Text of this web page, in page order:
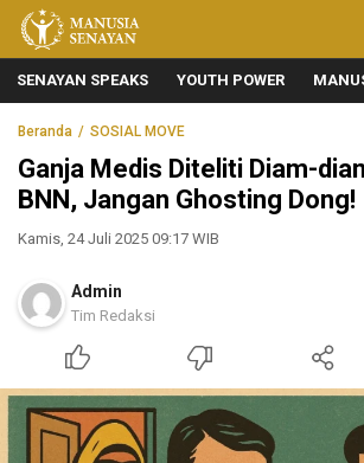
Manusia Senayan
Manusia Bicara, Senayan Bersuara
SENAYAN SPEAKS YOUTH POWER
Beranda SOSIAL MOVE
Ganja Medis Diteliti Diam-
BNN, Jangan Ghosting Dong!
Kamis, 24 Juli 2025 09:17 WIB
Admin
Tim Redaksi